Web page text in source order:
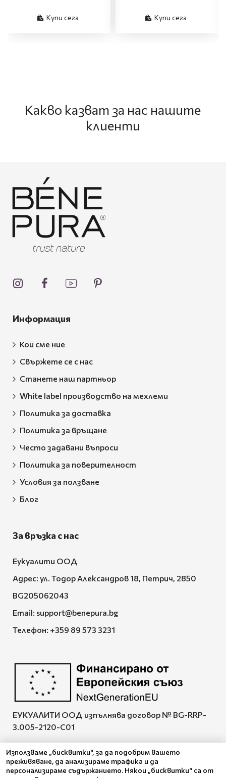
Купи сега Купи сега
Какво казват за нас нашите
клиенти
Информация
Кои сме ние
Свържете се с нас
Станете наш партньор
White label производство на мехлеми
Политика за доставка
Политика за връщане
Често задавани въпроси
Политика за поверителност
Условия за ползване
Блог
За връзка с нас
Еукуалити ООД
Адрес: ул. Тодор Александров 18, Петрич, 2850
BG205062043
Email: support@benepura.bg
Телефон: +359 89 573 3231
ЕУКУАЛИТИ ООД изпълнява договор № BG-RRP-
3.005-2120-C01
Pazaruvaj - Надежден
Използваме „бисквитки“, за да подобрим вашето
преживяване, да анализираме трафика и да
персонализираме съдържанието. Някои „бисквитки“ са от